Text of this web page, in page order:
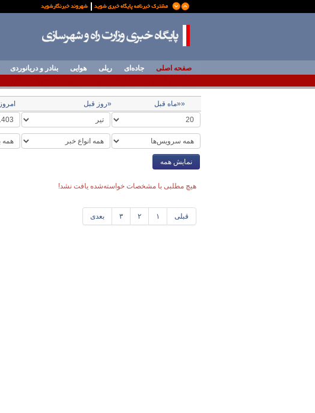
صفحه اصلی جاده‌ای ریلی هوایی بنادر و دریانوردی
««ماه قبل «روز قبل امروز
نمایش همه
هیچ مطلبی با مشخصات خواسته‌شده یافت نشد!
قبلی ۱ ۲ ۳ بعدی